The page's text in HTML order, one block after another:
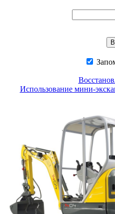
Использование мини-